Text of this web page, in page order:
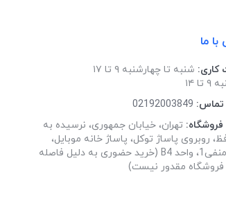
ما
کاری: شنبه تا چهارشنبه ۹ تا ۱۷
۱۴
تماس: 02192003849
تهران، خیابان جمهوری، نرسیده به
روبروی پاساژ توکل، پاساژ خانه موبایل،
طبقه منفی1، واحد B4 (خرید حضوری به دلیل فاصله
و فروشگاه مقدور نیست)